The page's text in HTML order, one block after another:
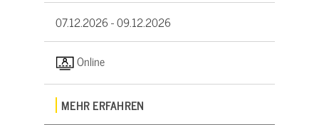
07.12.2026 -09.12.2026
Online
MEHR ERFAHREN